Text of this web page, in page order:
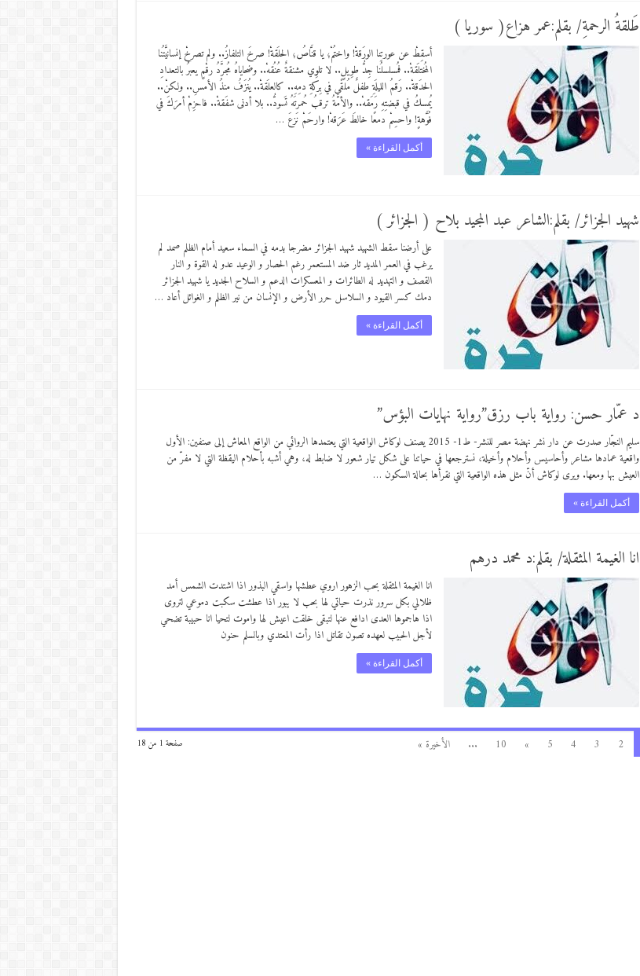
طَلقةُ الرحمةِ/ بقلم:عمر هزاع( سوريا )
أسقِطْ عن عورتِنا الورَقةْ! واختُمْ؛ يا قنَّاصُ؛ الحلَقةْ! صرخَ التلفازُ.. ولم تصرخْ إنسانيَّتُنا
المُختلَقةْ.. فمُسلسلُنا جِدُّ طوِيلٍ.. لا تلوِي مشنقةٌ عُنُقهْ.. وضحاياهُ مُجرَّدُ رقْمٍ يعبرُ بالتعدادِ
الحدَقةْ.. رَقمُ الليلَةِ طفلٌ مُلقًى في بِركةِ دمِهِ.. كالعلَقةْ.. يُنزَفُ منذُ الأمسِ.. ولكنْ..
يُمسكُ في قبضتِهِ رَمَقهْ.. والأمَّةُ ترقبُ حُمرتَهُ تَسودُّ.. بلا أدنى شفَقةْ.. فاحزِمْ أمرَكَ في
فُوَّهةٍ! واحسِمْ دمعًا خالطَ عَرَقهْ! وارحَمْ نَزعَ …
أكمل القراءة »
شهيد الجزائر/ بقلم:الشاعر عبد المجيد بلاح ( الجزائر )
على أرضنا سقط الشهيد شهيد الجزائر مضرجا بدمه في السماء سعيد أمام الظلم صمد لم
يرغب في العمر المديد ثار ضد المستعمر رغم الحصار و الوعيد عدو له القوة و النار
القصف و التهديد له الطائرات و المعسكرات الدعم و السلاح الجديد يا شهيد الجزائر
دمك كسر القيود و السلاسل حرر الأرض و الإنسان من نير الظلم و الغوائل أعاد …
أكمل القراءة »
د عمّار حسن: رواية باب رزق”رواية نهايات البؤس”
سليم النجّار صدرت عن دار نشر نهضة مصر للنشر- ط1- 2015 يصنف لوكاش الواقعية التي يعتمدها الروائي من الواقع المعاش إلى صنفين: الأول
واقعية عمادها مشاعر وأحاسيس وأحلام وأخيلة، نسترجعها في حياتنا على شكل تيار شعور لا ضابط له، وهي أشبه بأحلام اليقظة التي لا مفرّ من
العيش بها ومعها. ويرى لوكاش أنّ مثل هذه الواقعية التي نقرأها بحالة السكون …
أكمل القراءة »
انا الغيمة المثقلة/ بقلم:د محمد درهم
انا الغيمة المثقلة بحب الزهور اروي عطشها واسقي البذور اذا اشتدت الشمس أمد
ظلالي بكل سرور نذرت حياتي لها بحب لا يبور اذا عطشت سكبت دموعي لتروى
اذا هاجموها العدى ادافع عنها لتبقى خلقت اعيش لها واموت لتحيا انا حبيبة تضحي
لأجل الحبيب لعهده تصون تقاتل اذا رأت المعتدي وبالسلم حنون
أكمل القراءة »
صفحة 1 من 18 2
3
4
5
»
10
... الأخيرة »